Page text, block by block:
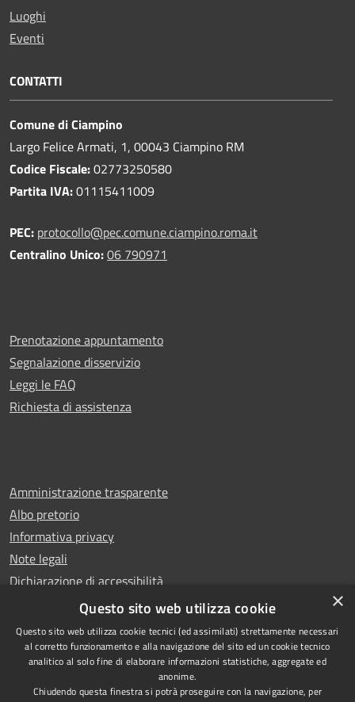
Luoghi
Eventi
CONTATTI
Comune di Ciampino
Largo Felice Armati, 1, 00043 Ciampino RM
Codice Fiscale:02773250580
Partita IVA:01115411009
PEC: protocollo@pec.comune.ciampino.roma.it
Centralino Unico:06 790971
Prenotazione appuntamento
Segnalazione disservizio
Leggi le FAQ
Richiesta di assistenza
Amministrazione trasparente
Albo pretorio
Informativa privacy
Note legali
Dichiarazione di accessibilità
Whistleblowing
Copyright © 2024 Città
×
Questo sito web utilizza cookie
Questo sito web utilizza cookie tecnici (ed assimilati) strettamente necessari
al corretto funzionamento e alla navigazione del sito ed un cookie tecnico
analitico al solo fine di elaborare informazioni statistiche, aggregate ed
anonime.
Chiudendo questa finestra si potrà proseguire con la navigazione, per